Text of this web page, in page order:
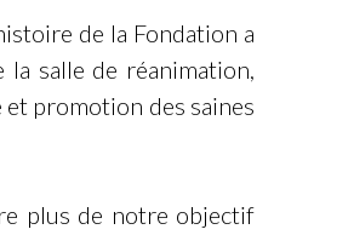
de la Fondation a
salle de réanimation,
promotion des saines
plus de notre objectif